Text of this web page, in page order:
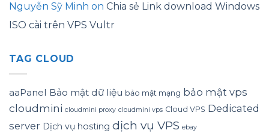
Nguyễn Sỹ Minh on Chia sẻ Link download Windows
ISO cài trên VPS Vultr
TAG CLOUD
aaPanel Bảo mật dữ liệu bảo mật mạng bảo mật vps
cloudmini cloudmini proxy cloudmini vps Cloud VPS Dedicated
server Dịch vụ hosting dịch vụ VPS ebay